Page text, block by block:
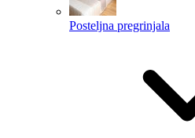
Posteljna pregrinjala